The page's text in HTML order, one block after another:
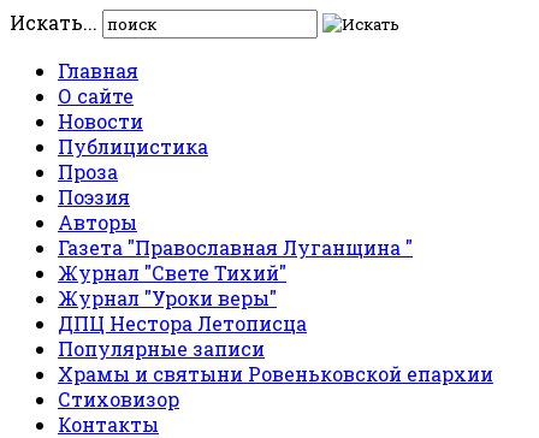
Искать...
Главная
О сайте
Новости
Публицистика
Проза
Поэзия
Авторы
Газета "Православная Луганщина "
Журнал "Свете Тихий"
Журнал "Уроки веры"
ДПЦ Нестора Летописца
Популярные записи
Храмы и святыни Ровеньковской епархии
Стиховизор
Контакты